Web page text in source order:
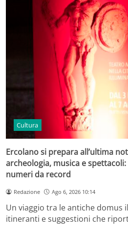
Cultura
Ercolano si prepara all’ultima
archeologia, musica e
numeri da record
Redazione Ago 6, 2026 10:14
Un viaggio tra le antiche domus
itineranti e suggestioni che